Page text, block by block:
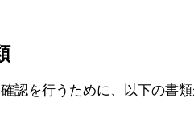
認を行うために、以下の書